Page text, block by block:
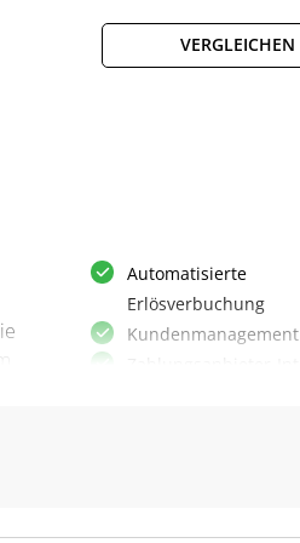
VERGLEICHEN
Automatisierte
Erlösverbuchung
Kundenmanagement